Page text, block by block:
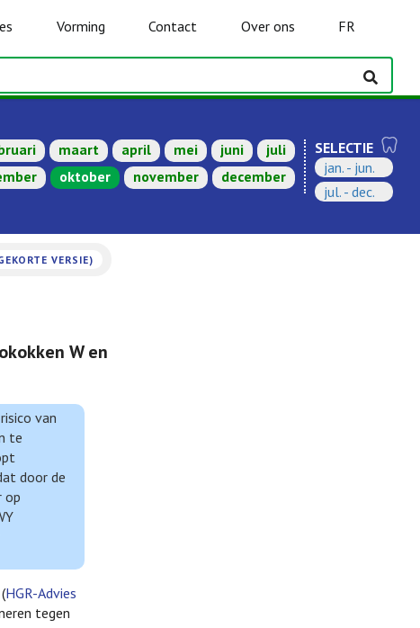
Vorming Contact Over ons FR
maart april mei juni
juli
oktober november december
SELECTIE
jan. - jun.
jul. - dec.
VERSIE)
W en
van
te
door de
op
HGR-Advies
tegen